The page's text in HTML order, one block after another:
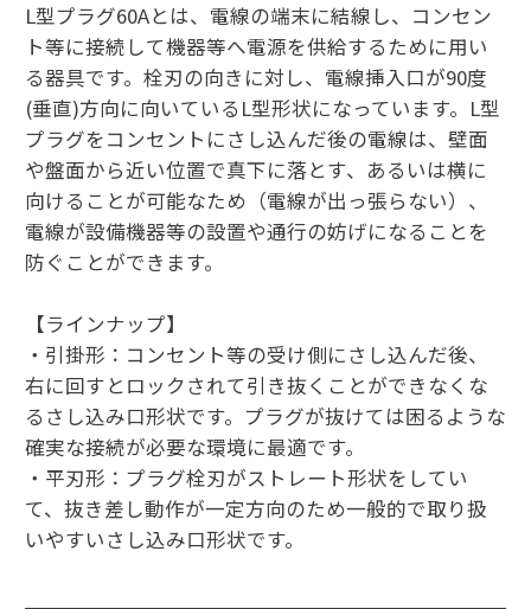
L型プラグ60Aとは、電線の端末に結線し、コンセン
ト等に接続して機器等へ電源を供給するために用い
る器具です。栓刃の向きに対し、電線挿入口が90度
(垂直)方向に向いているL型形状になっています。L型
プラグをコンセントにさし込んだ後の電線は、壁面
や盤面から近い位置で真下に落とす、あるいは横に
向けることが可能なため（電線が出っ張らない）、
電線が設備機器等の設置や通行の妨げになることを
防ぐことができます。
【ラインナップ】
・引掛形：コンセント等の受け側にさし込んだ後、
右に回すとロックされて引き抜くことができなくな
るさし込み口形状です。プラグが抜けては困るような
確実な接続が必要な環境に最適です。
・平刃形：プラグ栓刃がストレート形状をしてい
て、抜き差し動作が一定方向のため一般的で取り扱
いやすいさし込み口形状です。